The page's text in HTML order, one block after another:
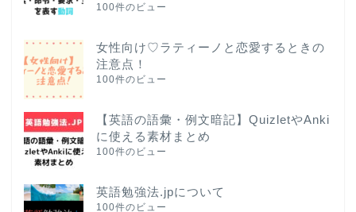
100件のビュー
女性向け♡ラティーノと恋愛するときの
注意点！
100件のビュー
【英語の語彙・例文暗記】QuizletやAnki
に使える素材まとめ
100件のビュー
英語勉強法.jpについて
100件のビュー